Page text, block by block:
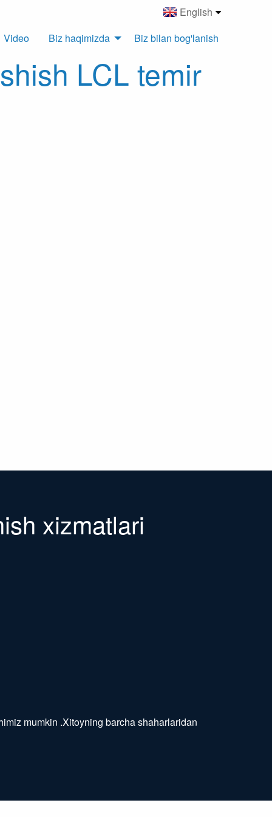
English
Video
Biz haqimizda Biz bilan bog'lanish
LCL temir
xizmatlari
mumkin .Xitoyning barcha shaharlaridan